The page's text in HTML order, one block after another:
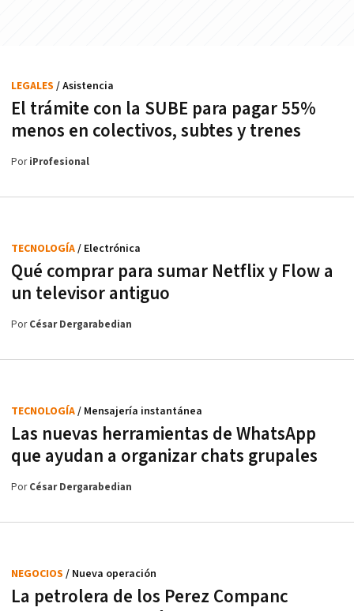
El trámite con la SUBE para pagar 55%
menos en colectivos, subtes y trenes
LEGALES / Asistencia
PoriProfesional
Qué comprar para sumar Netflix y Flow a
un televisor antiguo
TECNOLOGÍA/ Electrónica
PorCésar Dergarabedian
Las nuevas herramientas de WhatsApp
que ayudan a organizar chats grupales
TECNOLOGÍA/ Mensajería instantánea
PorCésar Dergarabedian
La petrolera de los Perez Companc
NEGOCIOS / Nueva operación